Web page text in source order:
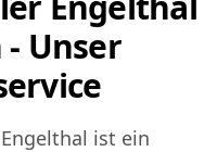
Unser
ist ein